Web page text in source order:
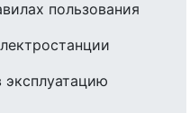
пользования